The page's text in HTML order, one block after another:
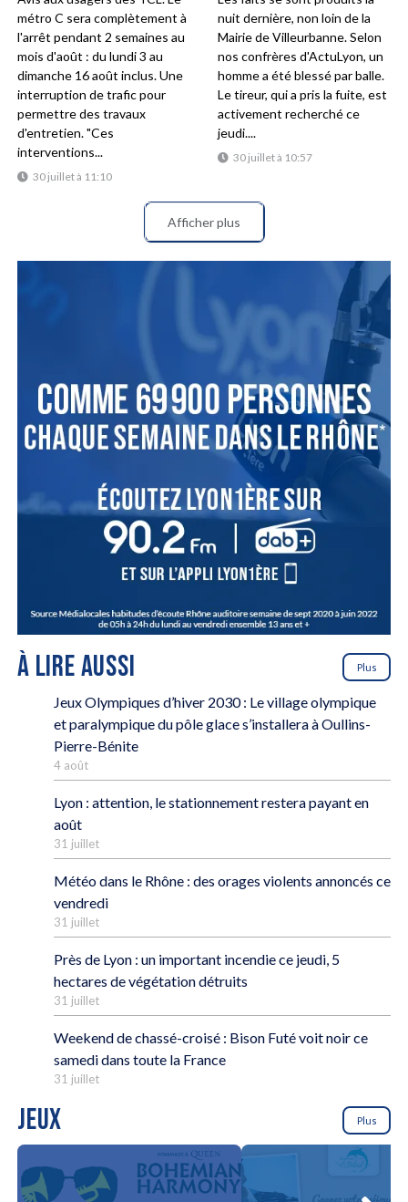
30 juillet à 11:10
métro C sera complètement à
l'arrêt pendant 2 semaines au
mois d'août : du lundi 3 au
dimanche 16 août inclus. Une
interruption de trafic pour
permettre des travaux
d'entretien. "Ces
interventions...
30 juillet à 10:57
nuit dernière, non loin de la
Mairie de Villeurbanne. Selon
nos confrères d'ActuLyon, un
homme a été blessé par balle.
Le tireur, qui a pris la fuite, est
activement recherché ce
jeudi....
Afficher plus
À LIRE AUSSI Plus
Jeux Olympiques d’hiver 2030 : Le village olympique
et paralympique du pôle glace s’installera à Oullins-
Pierre-Bénite
4 août
Lyon : attention, le stationnement restera payant en
août
31 juillet
Météo dans le Rhône : des orages violents annoncés ce
vendredi
31 juillet
Près de Lyon : un important incendie ce jeudi, 5
hectares de végétation détruits
31 juillet
Weekend de chassé-croisé : Bison Futé voit noir ce
samedi dans toute la France
31 juillet
JEUX Plus